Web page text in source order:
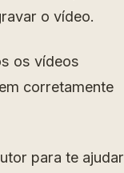
o vídeo.
os vídeos
corretamente
para te ajudar